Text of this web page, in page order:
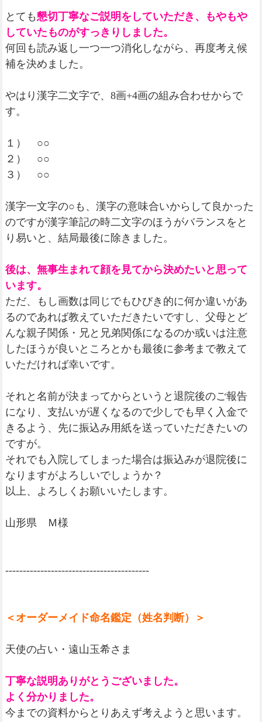
とても懇切丁寧なご説明をしていただき、もやもや
していたものがすっきりしました。
何回も読み返し一つ一つ消化しながら、再度考え候
補を決めました。
やはり漢字二文字で、8画+4画の組み合わせからで
す。
１） ○○
２） ○○
３） ○○
漢字一文字の○も、漢字の意味合いからして良かった
のですが漢字筆記の時二文字のほうがバランスをと
り易いと、結局最後に除きました。
後は、無事生まれて顔を見てから決めたいと思って
います。
ただ、もし画数は同じでもひびき的に何か違いがあ
るのであれば教えていただきたいですし、父母とど
んな親子関係・兄と兄弟関係になるのか或いは注意
したほうが良いところとかも最後に参考まで教えて
いただければ幸いです。
それと名前が決まってからというと退院後のご報告
になり、支払いが遅くなるので少しでも早く入金で
きるよう、先に振込み用紙を送っていただきたいの
ですが。
それでも入院してしまった場合は振込みが退院後に
なりますがよろしいでしょうか？
以上、よろしくお願いいたします。
山形県 Ｍ様
-----------------------------------------
＜オーダーメイド命名鑑定（姓名判断）＞
天使の占い・遠山玉希さま
丁寧な説明ありがとうございました。
よく分かりました。
今までの資料からとりあえず考えようと思います。